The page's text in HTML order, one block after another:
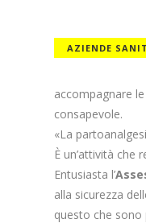
AZIENDE
accompagnare
consapevole.
«La
È un’attività
Entusiasta l’
alla sicurezza
questo che